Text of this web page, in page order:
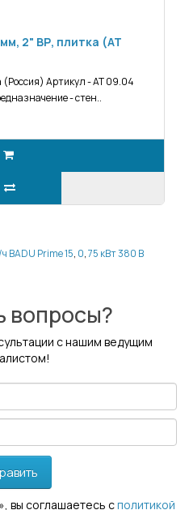
2" ВР, плитка (АТ
(Россия) Артикул - АТ 09.04
- стен..
BADU Prime 15, 0,75 кВт 380 В
вопросы?
с нашим ведущим
вы соглашаетесь сполитикой